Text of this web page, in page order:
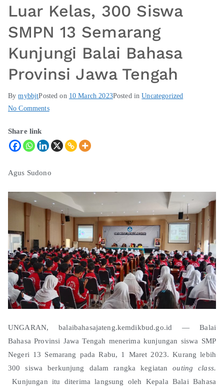
Luar Kelas, 300 Siswa
SMPN 13 Semarang
Kunjungi Balai Bahasa
Provinsi Jawa Tengah
BymybbjtPosted on 10 March 2023Posted inUncategorized
No Comments
Share link
Agus Sudono
UNGARAN, balaibahasajateng.kemdikbud.go.id — Balai
Bahasa Provinsi Jawa Tengah menerima kunjungan siswa SMP
Negeri 13 Semarang pada Rabu, 1 Maret 2023. Kurang lebih
300 siswa berkunjung dalam rangka kegiatanouting class.
Kunjungan itu diterima langsung oleh Kepala Balai Bahasa